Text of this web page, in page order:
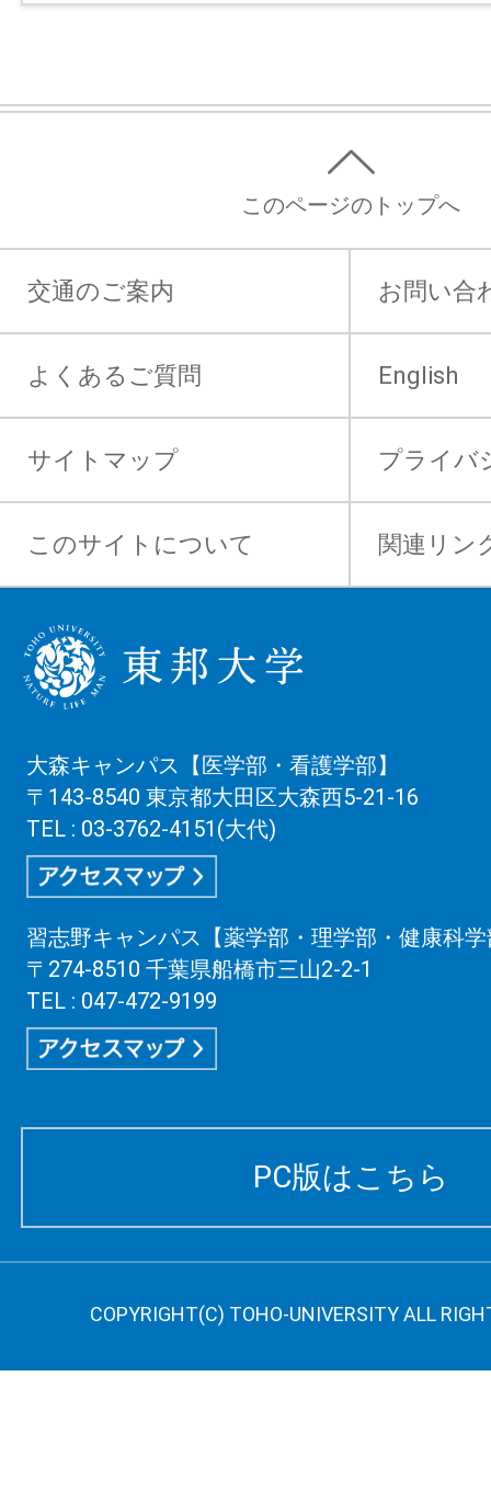
このページのトップへ
交通のご案内 お問い合
よくあるご質問 English
サイトマップ プライバ
このサイトについて 関連リン
大森キャンパス【医学部・看護学部】
〒143-8540 東京都大田区大森西5-21-16
TEL : 03-3762-4151(大代)
習志野キャンパス【薬学部・理学部・健康科
〒274-8510 千葉県船橋市三山2-2-1
TEL : 047-472-9199
PC版はこちら
COPYRIGHT(C) TOHO-UNIVERSITY ALL